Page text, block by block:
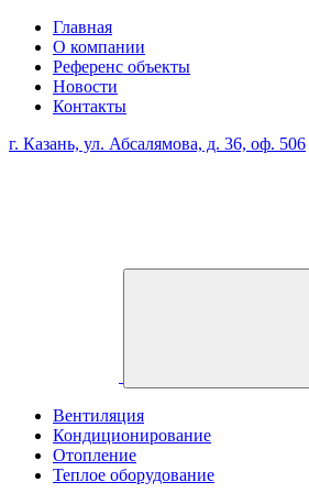
Главная
О компании
Референс объекты
Новости
Контакты
г. Казань, ул. Абсалямова, д. 36, оф. 506
Вентиляция
Кондиционирование
Отопление
Теплое оборудование